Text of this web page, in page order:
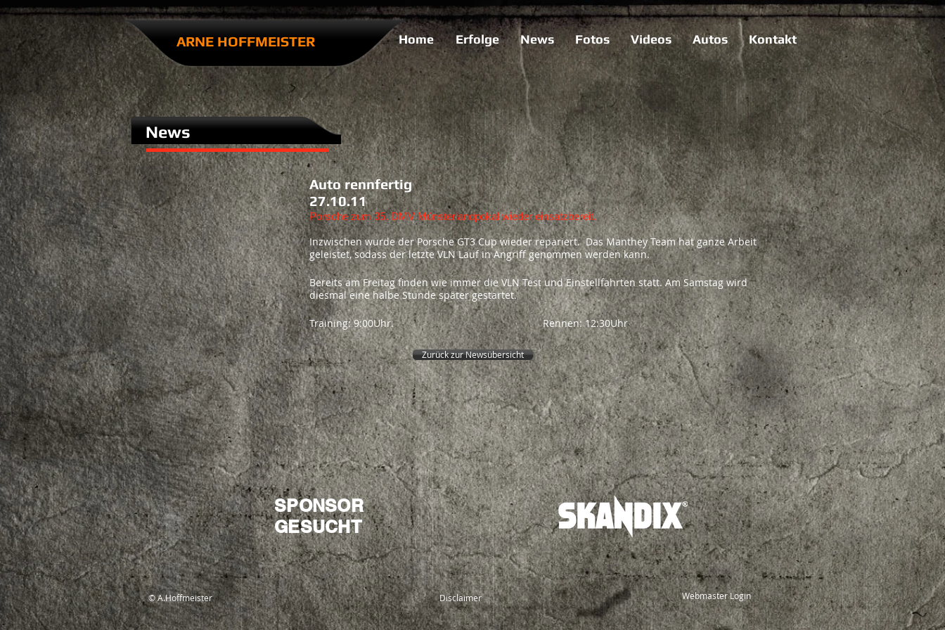
ARNE HOFFMEISTER​ Home Erfolge News Fotos Videos Autos Kontakt
Auto rennfertig
27.10.11
Porsche zum 35. DMV Münsterlandpokal wieder einsatzbereit.​
Inzwischen wurde der Porsche GT3 Cup wieder repariert.Das Manthey Team hat ganze Arbeit
geleistet, sodass der letzte VLN Laufin Angriff genommen werden kann.
Bereits am Freitag finden wie immer die VLN Test und Einstellfahrten statt. Am Samstag wird
diesmal einehalbe Stunde später gestartet.
Training: 9:00Uhr.Rennen: 12:30Uhr
Zurück zur Newsübersicht
News
SPONSOR
GESUCHT
© A.Hoffmeister Disclaimer Webmaster Login